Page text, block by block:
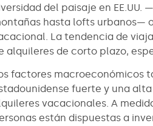
del paisaje en
hasta lofts urbanos—
La tendencia de
alquileres de corto plazo,
factores macroeconómicos
fuerte y una
vacacionales. A
están dispuestas a